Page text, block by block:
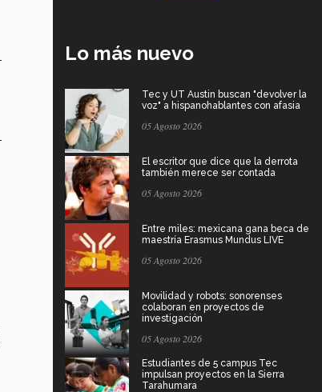
Lo más nuevo
Tec y UT Austin buscan "devolver la
voz" a hispanohablantes con afasia
05 Agosto 2026
El escritor que dice que la derrota
también merece ser contada
05 Agosto 2026
Entre miles: mexicana gana beca de
maestría Erasmus Mundus LIVE
05 Agosto 2026
Movilidad y robots: sonorenses
colaboran en proyectos de
investigación
05 Agosto 2026
Estudiantes de 5 campus Tec
impulsan proyectos en la Sierra
Tarahumara